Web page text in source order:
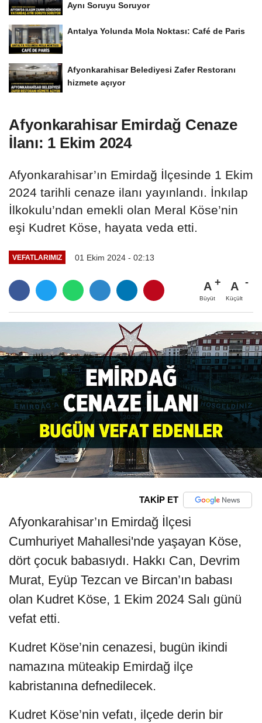
Aynı Soruyu Soruyor
Antalya Yolunda Mola Noktası: Café de Paris
Afyonkarahisar Belediyesi Zafer Restoranı
hizmete açıyor
Afyonkarahisar Emirdağ Cenaze
İlanı: 1 Ekim 2024
Afyonkarahisar’ın Emirdağ İlçesinde 1 Ekim
2024 tarihli cenaze ilanı yayınlandı. İnkılap
İlkokulu’ndan emekli olan Meral Köse’nin
eşi Kudret Köse, hayata veda etti.
VEFATLARIMIZ 01 Ekim 2024 - 02:13
A
Büyüt
A
Küçült
TAKİP ET
Afyonkarahisar’ın Emirdağ İlçesi
Cumhuriyet Mahallesi'nde yaşayan Köse,
dört çocuk babasıydı. Hakkı Can, Devrim
Murat, Eyüp Tezcan ve Bircan’ın babası
olan Kudret Köse, 1 Ekim 2024 Salı günü
vefat etti.
Kudret Köse’nin cenazesi, bugün ikindi
namazına müteakip Emirdağ ilçe
kabristanına defnedilecek.
Kudret Köse’nin vefatı, ilçede derin bir